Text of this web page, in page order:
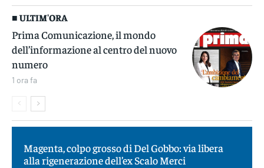
■ ULTIM'ORA
Prima Comunicazione, il mondo
dell’informazione al centro del nuovo
numero
1 ora fa
Magenta, colpo grosso di Del Gobbo: via libera
alla rigenerazione dell’ex Scalo Merci